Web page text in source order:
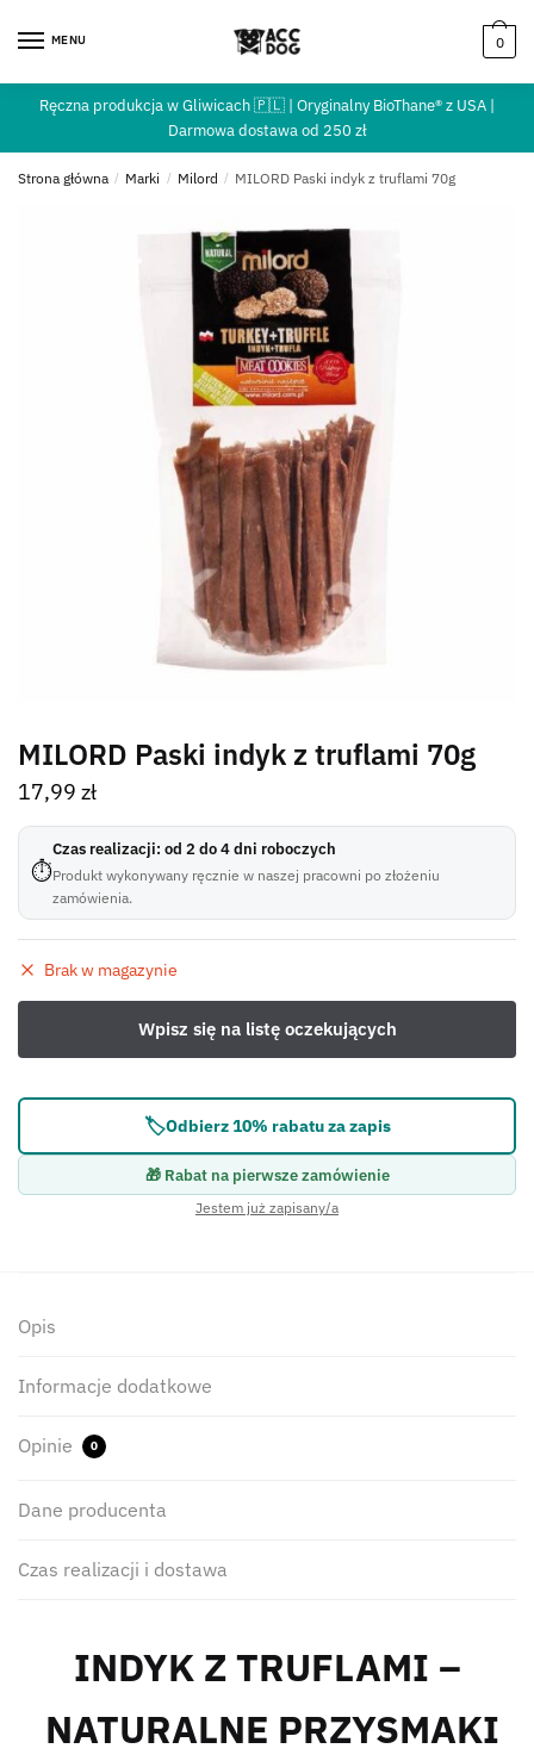
MENU 0
Ręczna produkcja w Gliwicach 🇵🇱 | Oryginalny BioThane® z USA |
Darmowa dostawa od 250 zł
Strona główna / Marki / Milord / MILORD Paski indyk z truflami 70g
MILORD Paski indyk z truflami 70g
17,99 zł
⏱
Czas realizacji: od 2 do 4 dni roboczych
Produkt wykonywany ręcznie w naszej pracowni po złożeniu
zamówienia.
Brak w magazynie
🏷️Odbierz 10% rabatu za zapis
🎁 Rabat na pierwsze zamówienie
Jestem już zapisany/a
Opis
Informacje dodatkowe
Opinie 0
Dane producenta
Czas realizacji i dostawa
INDYK Z TRUFLAMI –
NATURALNE PRZYSMAKI